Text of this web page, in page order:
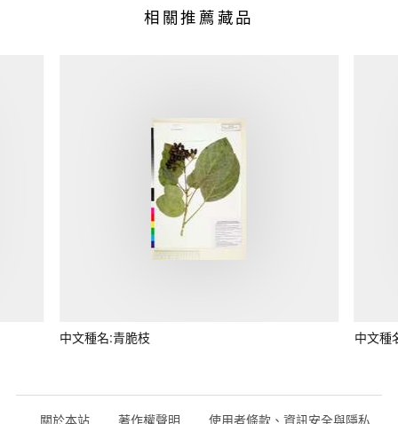
相關推薦藏品
中文種名:青脆枝 中文種
關於本站 著作權聲明 使用者條款、資訊安全與隱私